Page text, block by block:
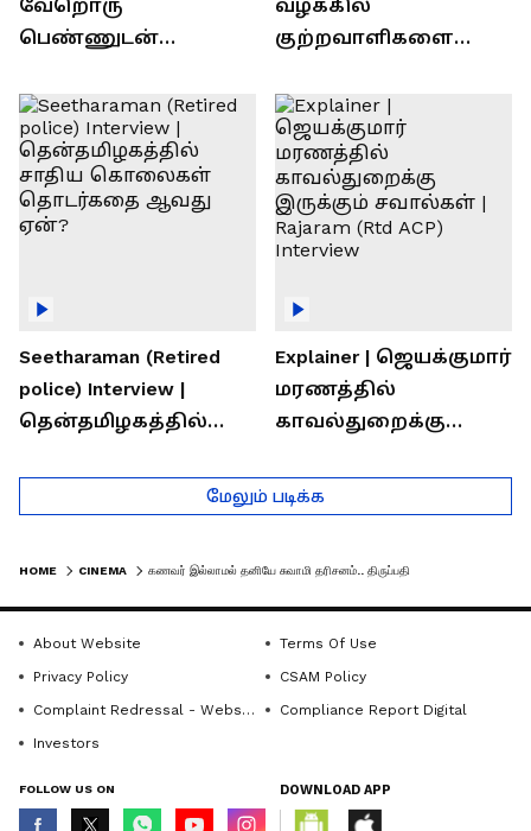
வேறொரு
பெண்ணுடன்
தலைவரை மடக்கி
பிடித்த மனைவி
வழக்கில்
குற்றவாளிகளை
காவல்துறை? / Rajaram
Rtd ACP Interview
Seetharaman (Retired
police) Interview |
தென்தமிழகத்தில்
தொடர்கதை ஆவது
ஏன்?
Explainer | ஜெயக்குமார்
மரணத்தில்
காவல்துறைக்கு
Rajaram (Rtd ACP)
Interview
மேலும் படிக்க
HOME CINEMA
About Website
Terms Of Use
Privacy Policy
CSAM Policy
Complaint Redressal - Website
Compliance Report Digital
Investors
FOLLOW US ON DOWNLOAD APP